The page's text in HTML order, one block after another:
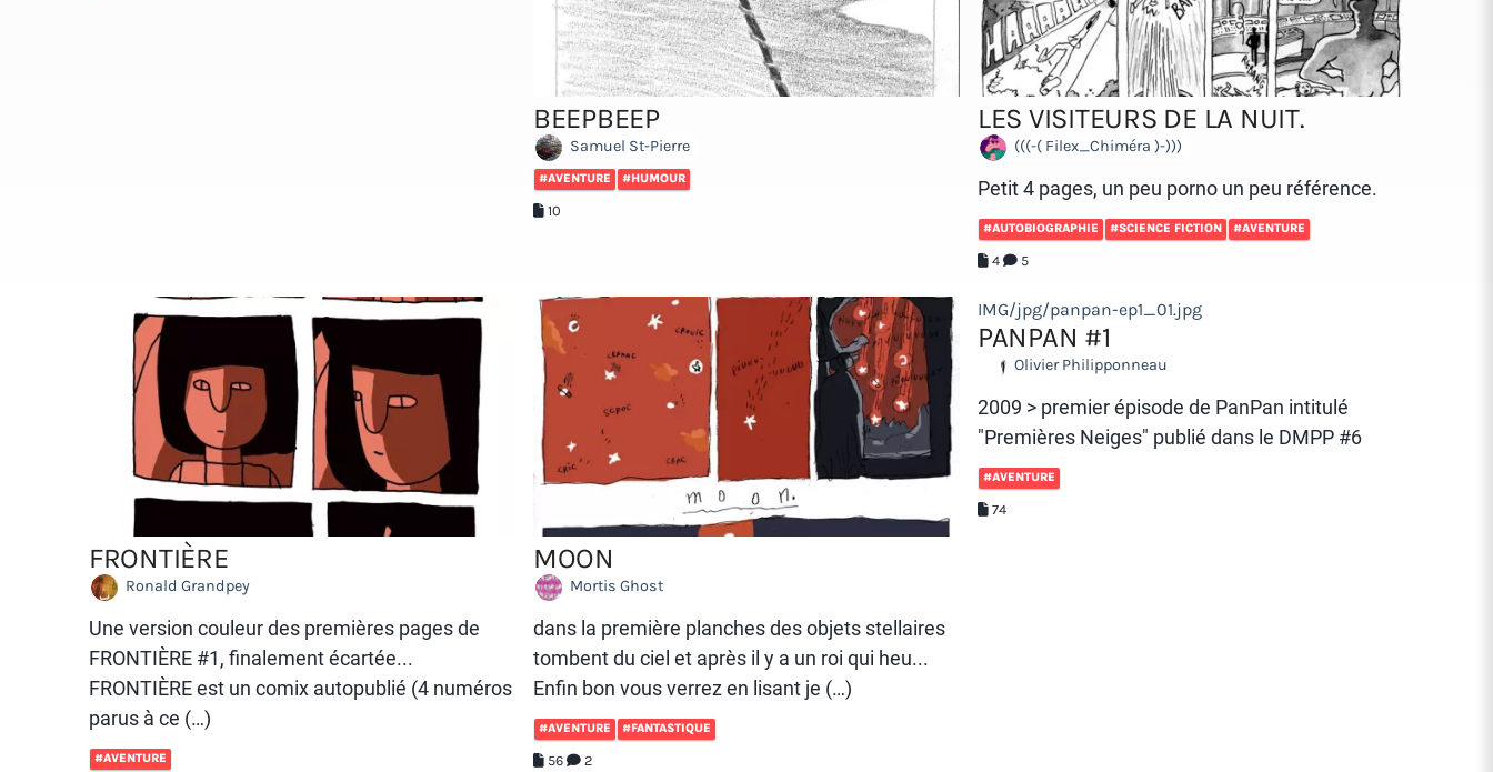
BEEPBEEP
Samuel St-Pierre
#AVENTURE #HUMOUR
10
LES VISITEURS DE LA NUIT.
(((-( Filex_Chiméra )-)))
Petit 4 pages, un peu porno un peu référence.
#AUTOBIOGRAPHIE #SCIENCE FICTION #AVENTURE
4 5
FRONTIÈRE
Ronald Grandpey
Une version couleur des premières pages de
FRONTIÈRE #1, finalement écartée...
FRONTIÈRE est un comix autopublié (4 numéros
parus à ce (…)
#AVENTURE
MOON
Mortis Ghost
dans la première planches des objets stellaires
tombent du ciel et après il y a un roi qui heu...
Enfin bon vous verrez en lisant je (…)
#AVENTURE #FANTASTIQUE
56 2
IMG/jpg/panpan-ep1_01.jpg
PANPAN #1
Olivier Philipponneau
2009 > premier épisode de PanPan intitulé
"Premières Neiges" publié dans le DMPP #6
#AVENTURE
74